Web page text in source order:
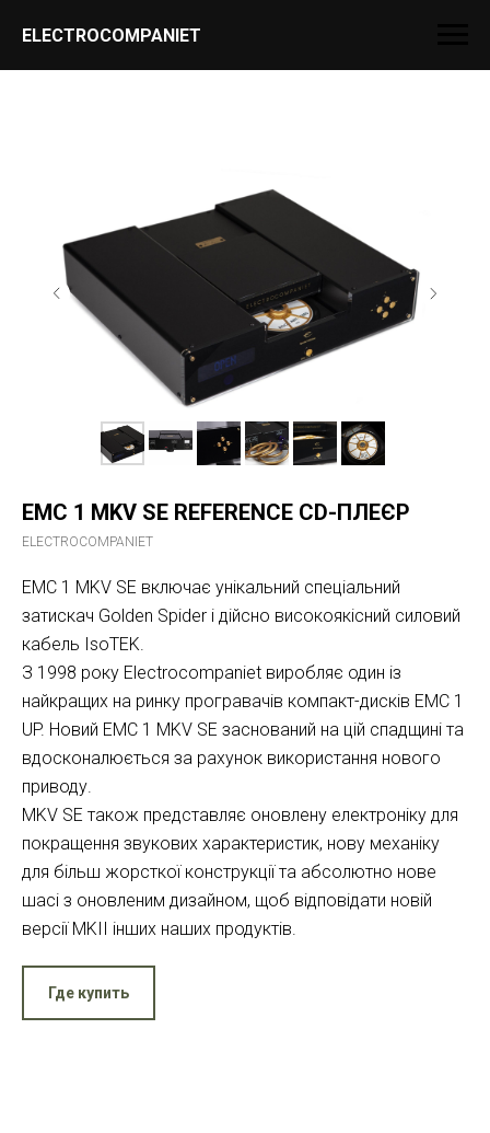
ELECTROCOMPANIET
EMC 1 MKV SE REFERENCE CD-ПЛЕЄР
ELECTROCOMPANIET
EMC 1 MKV SE включає унікальний спеціальний
затискач Golden Spider і дійсно високоякісний силовий
кабель IsoTEK.
З 1998 року Electrocompaniet виробляє один із
найкращих на ринку програвачів компакт-дисків EMC 1
UP. Новий EMC 1 MKV SE заснований на цій спадщині та
вдосконалюється за рахунок використання нового
приводу.
MKV SE також представляє оновлену електроніку для
покращення звукових характеристик, нову механіку
для більш жорсткої конструкції та абсолютно нове
шасі з оновленим дизайном, щоб відповідати новій
версії MKII інших наших продуктів.
Где купить